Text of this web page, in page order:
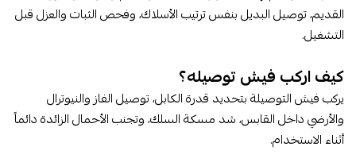
القديم، توصيل البديل بنفس ترتيب الأسلاك، وفحص الثبات والعزل قبل
التشغيل.
كيف اركب فيش توصيله​؟
يركب فيش التوصيلة بتحديد قدرة الكابل، توصيل الفاز والنيوترال
والأرضي داخل القابس، شد مسكة السلك، وتجنب الأحمال الزائدة دائماً
أثناء الاستخدام.